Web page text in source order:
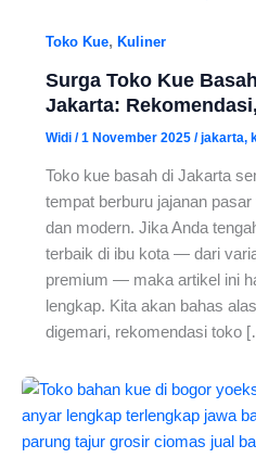
Toko Kue, Kuliner
Surga Toko Kue
Jakarta:
Widi /1 November 2025 /jakarta,
Toko kue basah di Jakarta
tempat berburu jajanan
dan modern. Jika Anda
terbaik di ibu kota — dari
premium — maka artikel ini
lengkap. Kita akan bahas
digemari, rekomendasi toko